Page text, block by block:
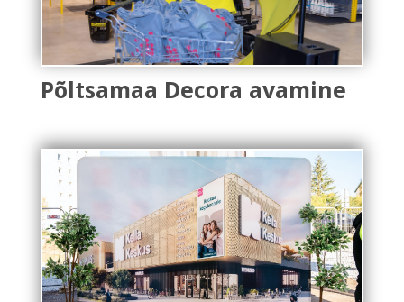
Põltsamaa Decora avamine